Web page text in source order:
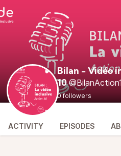
Bilan - Vidéo
10
0 followers
ACTIVITY EPISODES